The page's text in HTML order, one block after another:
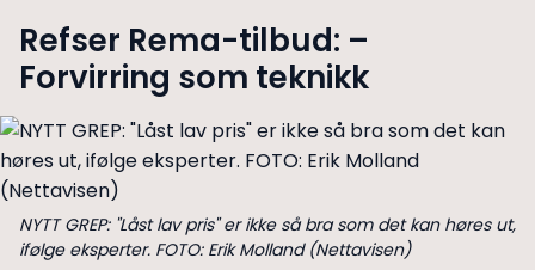
Refser Rema-tilbud: –
Forvirring som teknikk
NYTT GREP: "Låst lav pris" er ikke så bra som det kan høres ut,
ifølge eksperter. FOTO: Erik Molland (Nettavisen)